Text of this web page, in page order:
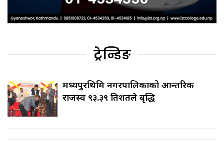
ट्रेन्डिङ
मध्यपुरथिमि नगरपालिकाको आन्तरिक
राजस्व ९३.३९ प्रतिशतले बृद्धि